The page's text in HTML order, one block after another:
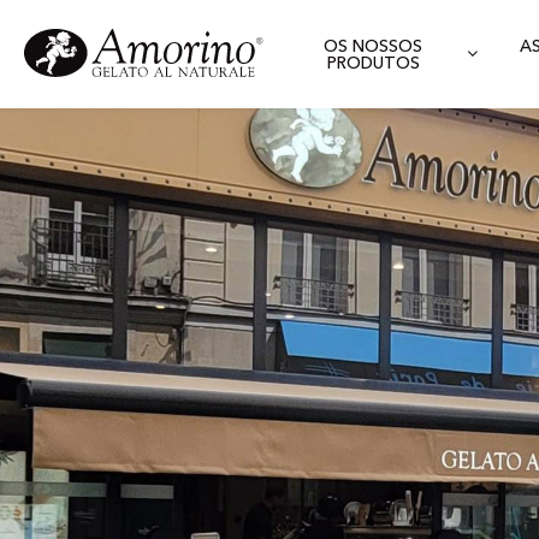
OS NOSSOS
PRODUTOS